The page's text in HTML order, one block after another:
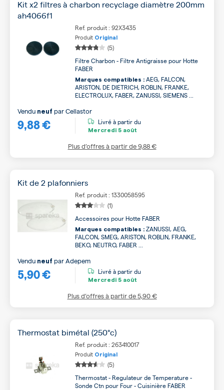
Kit x2 filtres à charbon recyclage diamètre 200mm
ah4066f1
Ref. produit : 92X3435
Produit Original
(5)
Filtre Charbon - Filtre Antigraisse pour Hotte
FABER
Marques compatibles : AEG, FALCON,
ARISTON, DE DIETRICH, ROBLIN, FRANKE,
ELECTROLUX, FABER, ZANUSSI, SIEMENS ...
9,88 €
Vendu neuf parCellastor
Livré à partir du
Mercredi 5 août
Plus d’offres à partir de9,88 €
Kit de 2 plafonniers
Ref. produit : 1330058595
(1)
Accessoires pour Hotte FABER
Marques compatibles : ZANUSSI, AEG,
FALCON, SMEG, ARISTON, ROBLIN, FRANKE,
BEKO, NEUTRO, FABER ...
5,90 €
Vendu neuf parAdepem
Livré à partir du
Mercredi 5 août
Plus d’offres à partir de5,90 €
Thermostat bimétal (250°c)
Ref. produit : 263410017
Produit Original
(5)
Thermostat - Regulateur de Temperature -
Sonde Ctn pour Four - Cuisinière FABER